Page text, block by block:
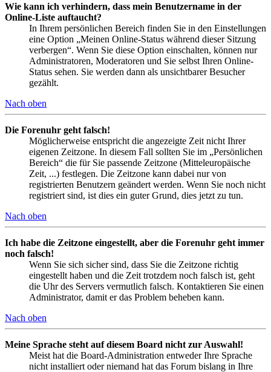
Wie kann ich verhindern, dass mein Benutzername in der
Online-Liste auftaucht?
In Ihrem persönlichen Bereich finden Sie in den Einstellungen
eine Option „Meinen Online-Status während dieser Sitzung
verbergen“. Wenn Sie diese Option einschalten, können nur
Administratoren, Moderatoren und Sie selbst Ihren Online-
Status sehen. Sie werden dann als unsichtbarer Besucher
gezählt.
Nach oben
Die Forenuhr geht falsch!
Möglicherweise entspricht die angezeigte Zeit nicht Ihrer
eigenen Zeitzone. In diesem Fall sollten Sie im „Persönlichen
Bereich“ die für Sie passende Zeitzone (Mitteleuropäische
Zeit, ...) festlegen. Die Zeitzone kann dabei nur von
registrierten Benutzern geändert werden. Wenn Sie noch nicht
registriert sind, ist dies ein guter Grund, dies jetzt zu tun.
Nach oben
Ich habe die Zeitzone eingestellt, aber die Forenuhr geht immer
noch falsch!
Wenn Sie sich sicher sind, dass Sie die Zeitzone richtig
eingestellt haben und die Zeit trotzdem noch falsch ist, geht
die Uhr des Servers vermutlich falsch. Kontaktieren Sie einen
Administrator, damit er das Problem beheben kann.
Nach oben
Meine Sprache steht auf diesem Board nicht zur Auswahl!
Meist hat die Board-Administration entweder Ihre Sprache
nicht installiert oder niemand hat das Forum bislang in Ihre